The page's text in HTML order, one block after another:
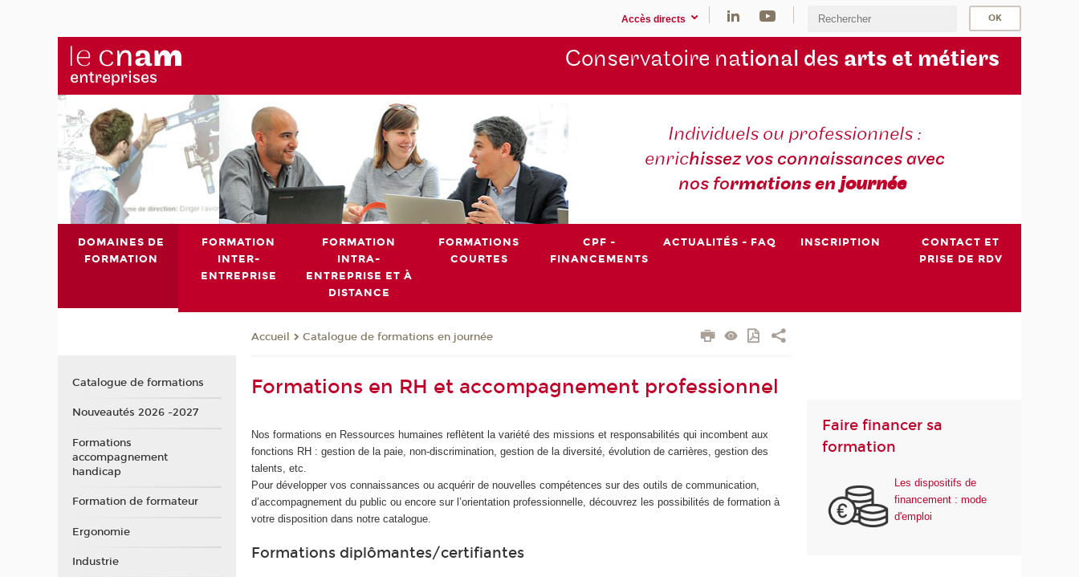
Accès directs
Conservatoire national des arts et métiers
Individuels ou professionnels :
enrichissez vos connaissances avec
nos formations enjournée
DOMAINES DE
FORMATION
FORMATION
INTER-
ENTREPRISE
FORMATION
INTRA-
ENTREPRISE ET À
DISTANCE
FORMATIONS
COURTES
CPF -
FINANCEMENTS
ACTUALITÉS - FAQ INSCRIPTION
CONTACT ET
PRISE DE RDV
Accueil Catalogue de formations en journée
Formations en RH et accompagnement professionnel
Nos formations en Ressources humaines reflètent la variété des missions et responsabilités qui incombent aux
fonctions RH : gestion de la paie, non-discrimination, gestion de la diversité, évolution de carrières, gestion des
talents, etc.
Pour développer vos connaissances ou acquérir de nouvelles compétences sur des outils de communication,
d’accompagnement du public ou encore sur l’orientation professionnelle, découvrez les possibilités de formation à
votre disposition dans notre catalogue.
Formations diplômantes/certifiantes
Faire financer sa
formation
Les dispositifs de
financement : mode
d'emploi
Catalogue de formations
Nouveautés 2026 -2027
Formations
accompagnement
handicap
Formation de formateur
Ergonomie
Industrie